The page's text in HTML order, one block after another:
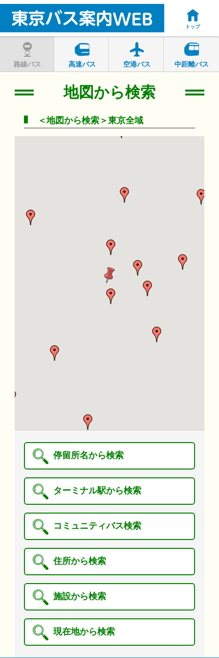
トップ
路線バス 高速バス 空港バス 中距離バス
地図から検索
＜地図から検索＞東京全域
停留所名から検索
ターミナル駅から検索
コミュニティバス検索
住所から検索
施設から検索
現在地から検索